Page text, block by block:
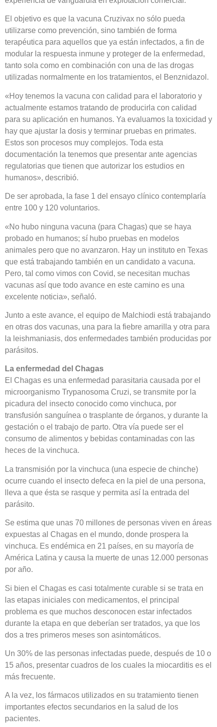
El objetivo es que la vacuna Cruzivax no sólo pueda
utilizarse como prevención, sino también de forma
terapéutica para aquellos que ya están infectados, a fin de
modular la respuesta inmune y proteger de la enfermedad,
tanto sola como en combinación con una de las drogas
utilizadas normalmente en los tratamientos, el Benznidazol.
«Hoy tenemos la vacuna con calidad para el laboratorio y
actualmente estamos tratando de producirla con calidad
para su aplicación en humanos. Ya evaluamos la toxicidad y
hay que ajustar la dosis y terminar pruebas en primates.
Estos son procesos muy complejos. Toda esta
documentación la tenemos que presentar ante agencias
regulatorias que tienen que autorizar los estudios en
humanos», describió.
De ser aprobada, la fase 1 del ensayo clínico contemplaría
entre 100 y 120 voluntarios.
«No hubo ninguna vacuna (para Chagas) que se haya
probado en humanos; sí hubo pruebas en modelos
animales pero que no avanzaron. Hay un instituto en Texas
que está trabajando también en un candidato a vacuna.
Pero, tal como vimos con Covid, se necesitan muchas
vacunas así que todo avance en este camino es una
excelente noticia», señaló.
Junto a este avance, el equipo de Malchiodi está trabajando
en otras dos vacunas, una para la fiebre amarilla y otra para
la leishmaniasis, dos enfermedades también producidas por
parásitos.
La enfermedad del Chagas
El Chagas es una enfermedad parasitaria causada por el
microorganismo Trypanosoma Cruzi, se transmite por la
picadura del insecto conocido como vinchuca, por
transfusión sanguínea o trasplante de órganos, y durante la
gestación o el trabajo de parto. Otra vía puede ser el
consumo de alimentos y bebidas contaminadas con las
heces de la vinchuca.
La transmisión por la vinchuca (una especie de chinche)
ocurre cuando el insecto defeca en la piel de una persona,
lleva a que ésta se rasque y permita así la entrada del
parásito.
Se estima que unas 70 millones de personas viven en áreas
expuestas al Chagas en el mundo, donde prospera la
vinchuca. Es endémica en 21 países, en su mayoría de
América Latina y causa la muerte de unas 12.000 personas
por año.
Si bien el Chagas es casi totalmente curable si se trata en
las etapas iniciales con medicamentos, el principal
problema es que muchos desconocen estar infectados
durante la etapa en que deberían ser tratados, ya que los
dos a tres primeros meses son asintomáticos.
Un 30% de las personas infectadas puede, después de 10 o
15 años, presentar cuadros de los cuales la miocarditis es el
más frecuente.
A la vez, los fármacos utilizados en su tratamiento tienen
importantes efectos secundarios en la salud de los
pacientes.